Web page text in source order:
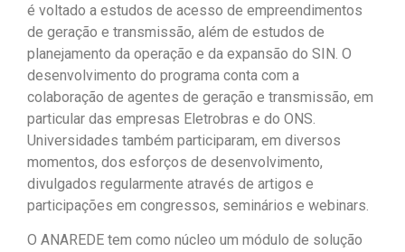
é voltado a estudos de acesso de empreendimentos
de geração e transmissão, além de estudos de
planejamento da operação e da expansão do SIN. O
desenvolvimento do programa conta com a
colaboração de agentes de geração e transmissão, em
particular das empresas Eletrobras e do ONS.
Universidades também participaram, em diversos
momentos, dos esforços de desenvolvimento,
divulgados regularmente através de artigos e
participações em congressos, seminários e webinars.
O ANAREDE tem como núcleo um módulo de solução